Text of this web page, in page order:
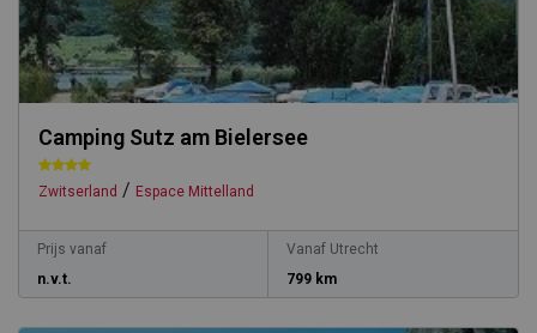
Camping Sutz am Bielersee
Zwitserland / Espace Mittelland
Prijs vanaf
n.v.t.
Vanaf Utrecht
799 km